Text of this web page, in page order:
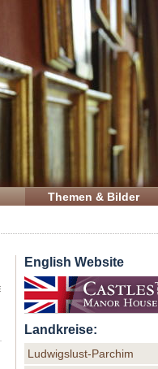
Themen & Bilder
English Website
Landkreise:
Ludwigslust-Parchim